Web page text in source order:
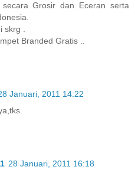
Grosir dan Eceran serta
.
Branded Gratis ..
Januari, 2011 14:22
28 Januari, 2011 16:18